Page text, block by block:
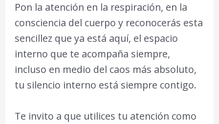
Pon la atención en la respiración, en la
consciencia del cuerpo y reconocerás esta
sencillez que ya está aquí, el espacio
interno que te acompaña siempre,
incluso en medio del caos más absoluto,
tu silencio interno está siempre contigo.
Te invito a que utilices tu atención como